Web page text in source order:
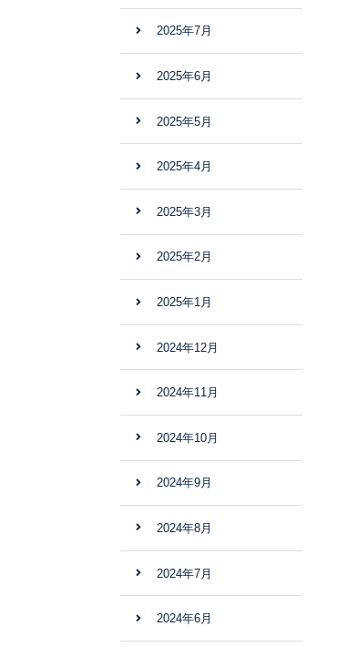
2025年7月
2025年6月
2025年5月
2025年4月
2025年3月
2025年2月
2025年1月
2024年12月
2024年11月
2024年10月
2024年9月
2024年8月
2024年7月
2024年6月